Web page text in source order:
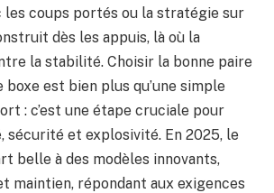
les coups portés ou la stratégie sur
dès les appuis, là où la
la stabilité. Choisir la bonne paire
boxe est bien plus qu’une simple
: c’est une étape cruciale pour
sécurité et explosivité. En 2025, le
belle à des modèles innovants,
maintien, répondant aux exigences